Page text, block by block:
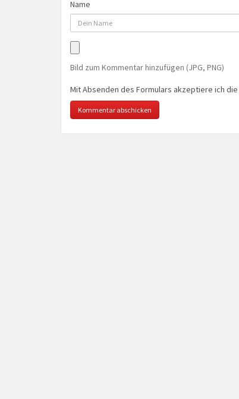
Name
Bild zum Kommentar hinzufügen (JPG, PNG)
Mit Absenden des Formulars akzeptiere ich die